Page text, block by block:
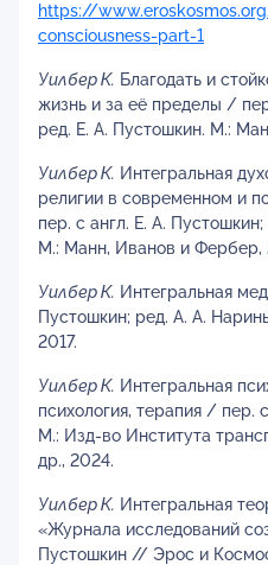
https://
consciousness-part-1
Уилбер К. Благодать и
жизнь и за её пределы /
ред. Е. А. Пустошкин. М.:
Уилбер К. Интегральная
религии в современном и
пер. с англ. Е. А.
М.: Манн, Иванов и Фербер,
Уилбер К. Интегральная
Пустошкин; ред. А. А.
2017.
Уилбер К. Интегральная
психология, терапия / пер.
М.: Изд-во Института
др., 2024.
Уилбер К. Интегральная
«Журнала исследований
Пустошкин // Эрос и